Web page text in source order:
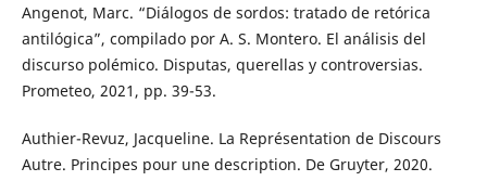
Angenot, Marc. “Diálogos de sordos: tratado de retórica
antilógica”, compilado por A. S. Montero. El análisis del
discurso polémico. Disputas, querellas y controversias.
Prometeo, 2021, pp. 39-53.
Authier-Revuz, Jacqueline. La Représentation de Discours
Autre. Principes pour une description. De Gruyter, 2020.